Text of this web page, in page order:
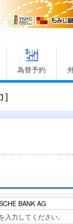
為替予約
入力してください。